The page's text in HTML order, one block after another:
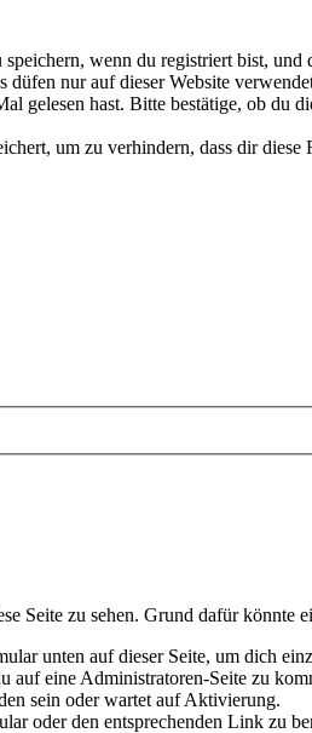
wenn du registriert bist,
nur auf dieser Website
gelesen hast. Bitte bestätige, ob du
um zu verhindern, dass dir
Seite zu sehen. Grund dafür könnte
unten auf dieser Seite, um dich
auf eine Administratoren-Seite zu
sein oder wartet auf Aktivierung.
oder den entsprechenden Link zu